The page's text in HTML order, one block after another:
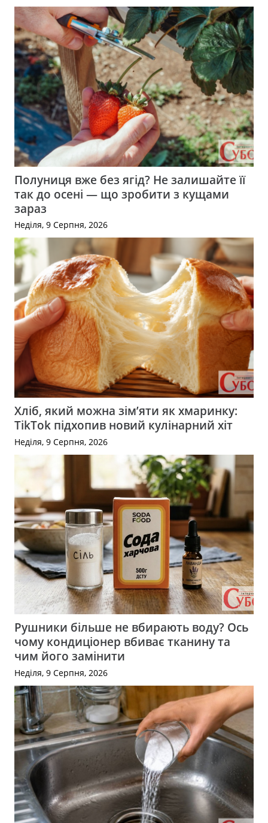
Полуниця вже без ягід? Не залишайте її
так до осені — що зробити з кущами
зараз
Неділя, 9 Серпня, 2026
Хліб, який можна зім’яти як хмаринку:
TikTok підхопив новий кулінарний хіт
Неділя, 9 Серпня, 2026
Рушники більше не вбирають воду? Ось
чому кондиціонер вбиває тканину та
чим його замінити
Неділя, 9 Серпня, 2026